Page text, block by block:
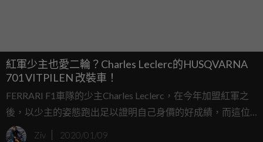
紅軍少主也愛二輪？Charles Leclerc的HUSQVARNA
701 VITPILEN 改裝車！
FERRARI F1車隊的少主Charles Leclerc，在今年加盟紅軍之
後，以少主的姿態跑出足以證明自己身價的好成績，而這位
來自摩納哥的22歲年輕車手，和不少前輩一樣除了在四輪上
Ziv 2020/01/09